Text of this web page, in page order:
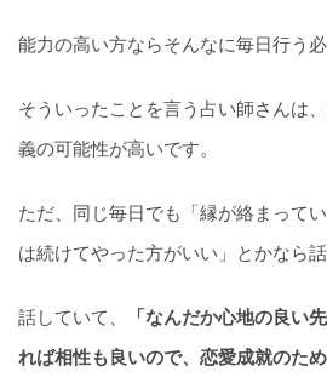
能力の高い方ならそんなに毎日行う必
そういったことを言う占い師さんは
義の可能性が高いです。
ただ、同じ毎日でも「縁が絡まって
は続けてやった方がいい」とかなら話
話していて、
「なんだか心地の良い
れば相性も良いので、恋愛成就のた